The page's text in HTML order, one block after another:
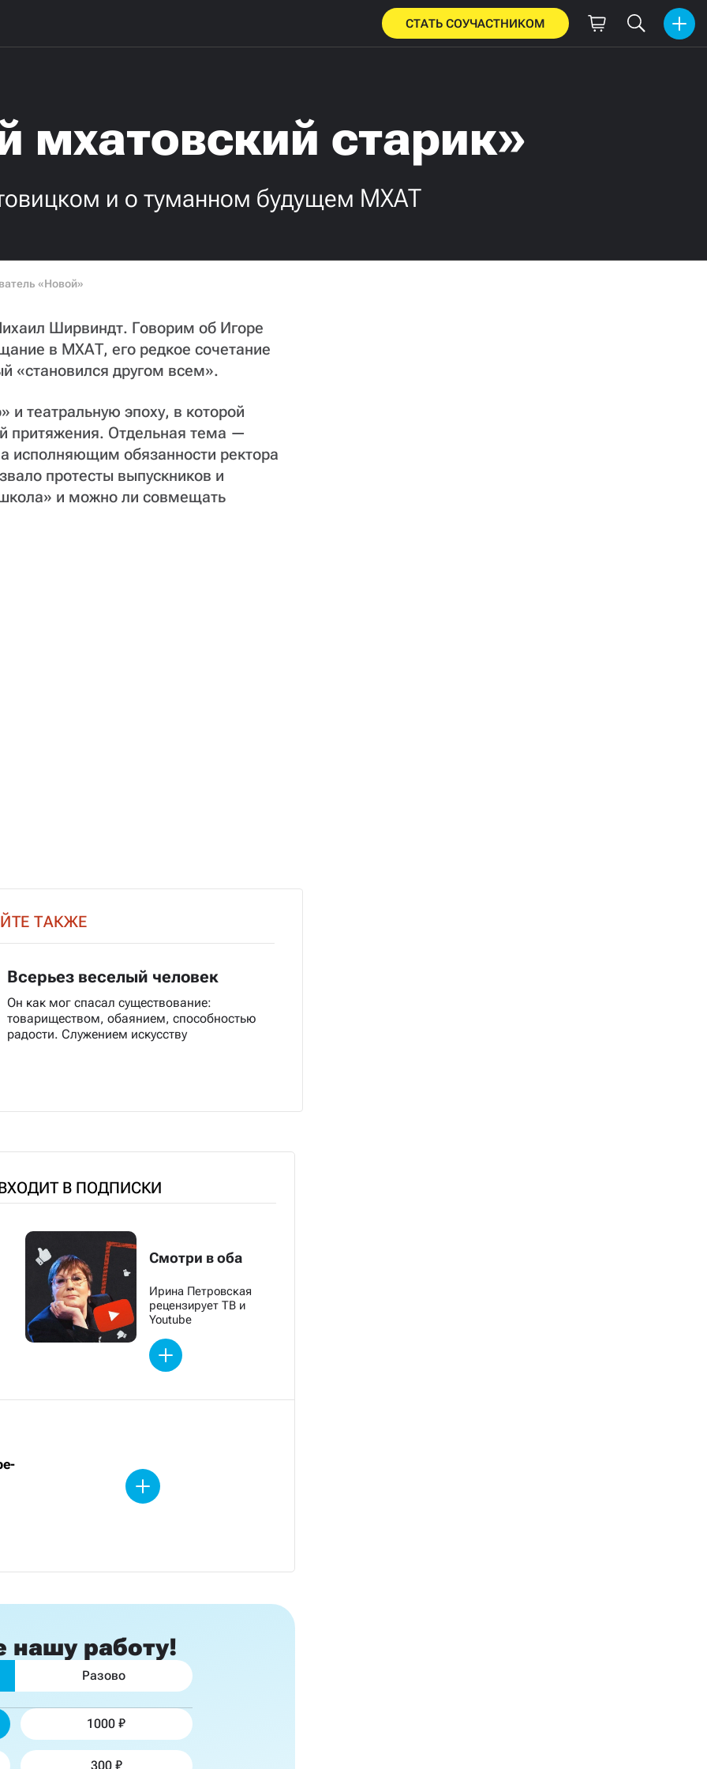
СТАТЬ СОУЧАСТНИКОМ
мхатовский старик»
и о туманном будущем МХАТ
«Новой»
Ширвиндт. Говорим об Игоре
в МХАТ, его редкое сочетание
«становился другом всем».
театральную эпоху, в которой
притяжения. Отдельная тема —
исполняющим обязанности ректора
протесты выпускников и
школа» и можно ли совмещать
ТАКЖЕ
Всерьез веселый человек
Он как мог спасал существование:
товариществом, обаянием, способностью
радости. Служением искусству
В ПОДПИСКИ
Смотри в оба
Ирина Петровская
рецензирует ТВ и
Youtube
нашу работу!
Разово
1000
300